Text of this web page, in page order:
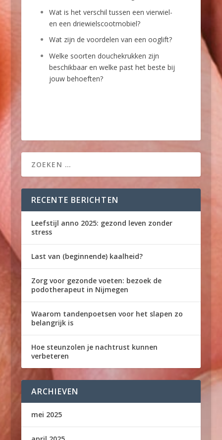
Wat is het verschil tussen een vierwiel-
en een driewielscootmobiel?
Wat zijn de voordelen van een ooglift?
Welke soorten douchekrukken zijn
beschikbaar en welke past het beste bij
jouw behoeften?
RECENTE BERICHTEN
Leefstijl anno 2025: gezond leven zonder
stress
Last van (beginnende) kaalheid?
Zorg voor gezonde voeten: bezoek de
podotherapeut in Nijmegen
Waarom tandenpoetsen voor het slapen zo
belangrijk is
Hoe steunzolen je nachtrust kunnen
verbeteren
ARCHIEVEN
mei 2025